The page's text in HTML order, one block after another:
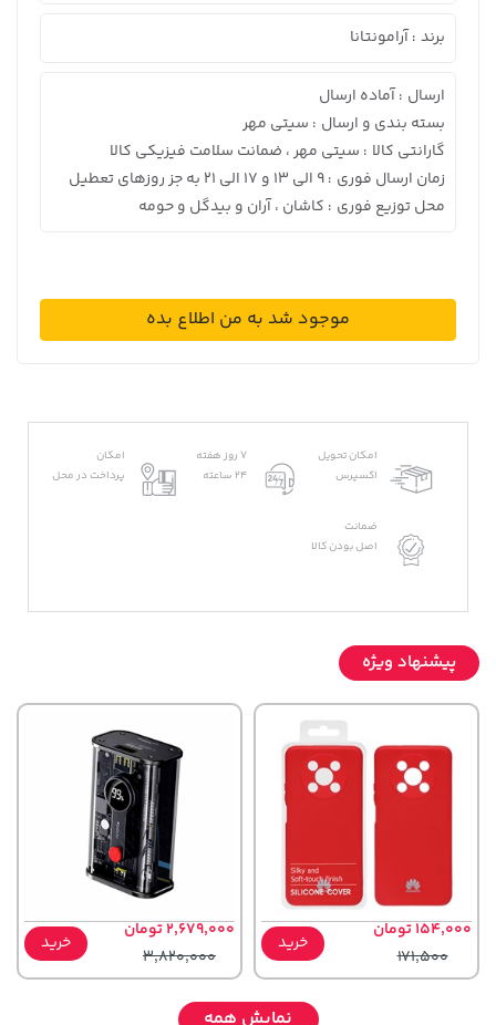
برند : آرامونتانا
ارسال : آماده ارسال
بسته بندی و ارسال : سیتی مهر
گارانتی کالا : سیتی مهر ، ضمانت سلامت فیزیکی کالا
زمان ارسال فوری : 9 الی 13 و 17 الی 21 به جز روزهای تعطیل
محل توزیع فوری : کاشان ، آران و بیدگل و حومه
موجود شد به من اطلاع بده
امکان تحویل
اکسپرس
7 روز هفته
24 ساعته
امکان
پرداخت در محل
ضمانت
اصل بودن کالا
پیشنهاد ویژه
154,000 تومان
171,500
خرید
2,679,000 تومان
3,820,000
خرید
نمایش همه